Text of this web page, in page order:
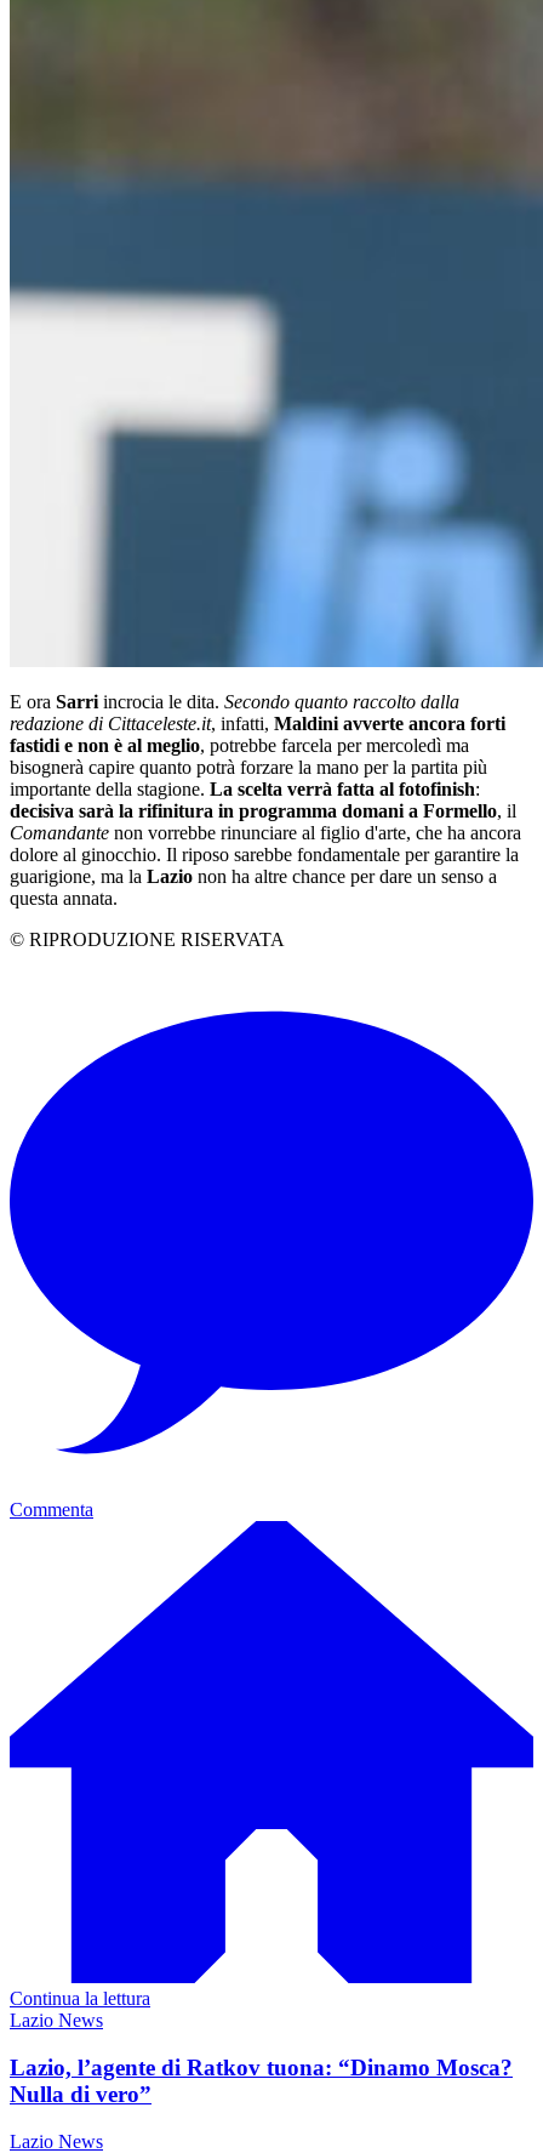
E ora Sarri incrocia le dita. Secondo quanto raccolto dalla
redazione di Cittaceleste.it, infatti, Maldini avverte ancora forti
fastidi e non è al meglio, potrebbe farcela per mercoledì ma
bisognerà capire quanto potrà forzare la mano per la partita più
importante della stagione. La scelta verrà fatta al fotofinish:
decisiva sarà la rifinitura in programma domani a Formello, il
Comandante non vorrebbe rinunciare al figlio d'arte, che ha ancora
dolore al ginocchio. Il riposo sarebbe fondamentale per garantire la
guarigione, ma la Lazio non ha altre chance per dare un senso a
questa annata.
© RIPRODUZIONE RISERVATA
Commenta
Continua la lettura
Lazio News
Lazio, l’agente di Ratkov tuona: “Dinamo Mosca?
Nulla di vero”
Lazio News